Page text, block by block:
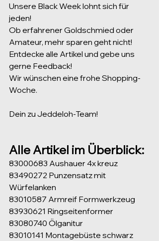
Unsere Black Week lohnt sich für
jeden!
Ob erfahrener Goldschmied oder
Amateur, mehr sparen geht nicht!
Entdecke alle Artikel und gebe uns
gerne Feedback!
Wir wünschen eine frohe Shopping-
Woche.
Dein zu Jeddeloh-Team!
Alle Artikel im Überblick:
83000683 Aushauer 4x kreuz
83490272 Punzensatz mit
Würfelanken
83010587 Armreif Formwerkzeug
83930621 Ringseitenformer
83080740 Ölganitur
83010141 Montagebüste schwarz